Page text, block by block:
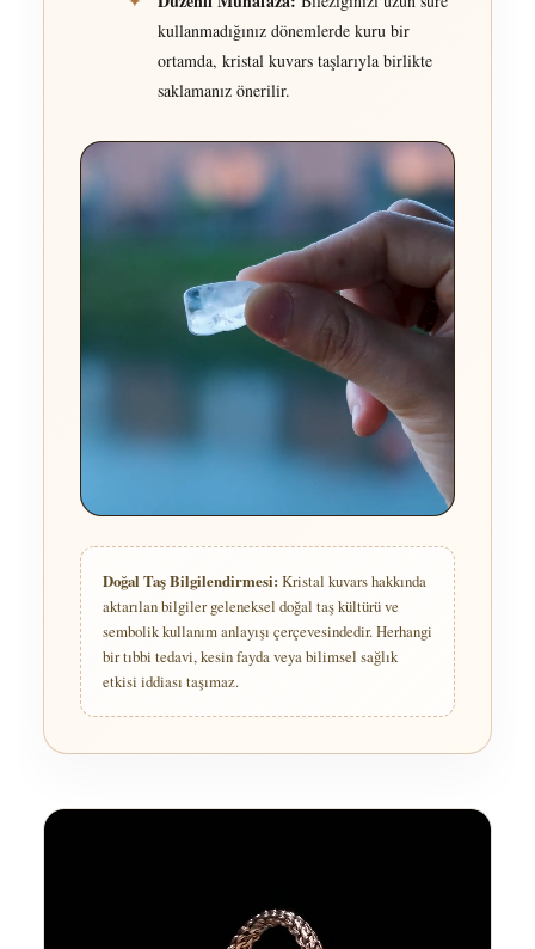
kullanmadığınız dönemlerde kuru bir
ortamda, kristal kuvars taşlarıyla birlikte
saklamanız önerilir.
Doğal Taş Bilgilendirmesi: Kristal kuvars hakkında
aktarılan bilgiler geleneksel doğal taş kültürü ve
sembolik kullanım anlayışı çerçevesindedir. Herhangi
bir tıbbi tedavi, kesin fayda veya bilimsel sağlık
etkisi iddiası taşımaz.